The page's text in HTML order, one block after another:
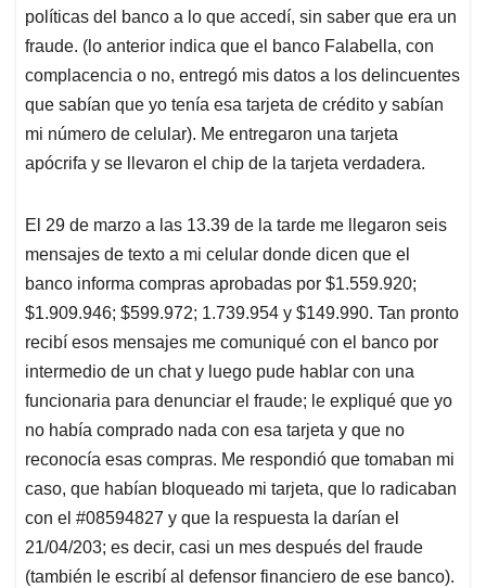
p
k
n
políticas del banco a lo que accedí, sin saber que era un
fraude. (lo anterior indica que el banco Falabella, con
complacencia o no, entregó mis datos a los delincuentes
que sabían que yo tenía esa tarjeta de crédito y sabían
mi número de celular). Me entregaron una tarjeta
apócrifa y se llevaron el chip de la tarjeta verdadera.
El 29 de marzo a las 13.39 de la tarde me llegaron seis
mensajes de texto a mi celular donde dicen que el
banco informa compras aprobadas por $1.559.920;
$1.909.946; $599.972; 1.739.954 y $149.990. Tan pronto
recibí esos mensajes me comuniqué con el banco por
intermedio de un chat y luego pude hablar con una
funcionaria para denunciar el fraude; le expliqué que yo
no había comprado nada con esa tarjeta y que no
reconocía esas compras. Me respondió que tomaban mi
caso, que habían bloqueado mi tarjeta, que lo radicaban
con el #08594827 y que la respuesta la darían el
21/04/203; es decir, casi un mes después del fraude
(también le escribí al defensor financiero de ese banco).